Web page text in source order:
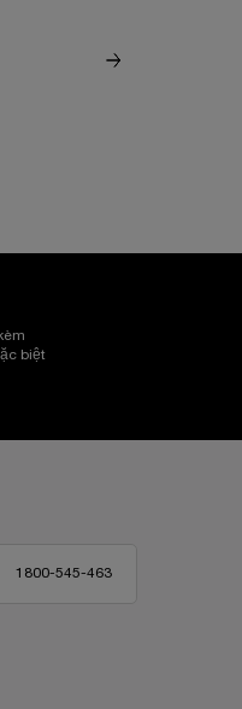
biệt
1800-545-463